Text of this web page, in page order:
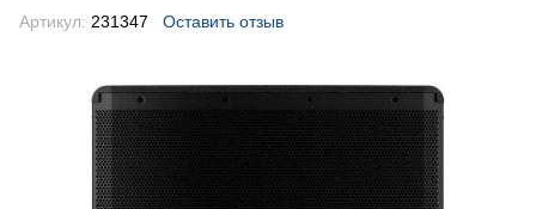
Артикул: 231347 Оставить отзыв